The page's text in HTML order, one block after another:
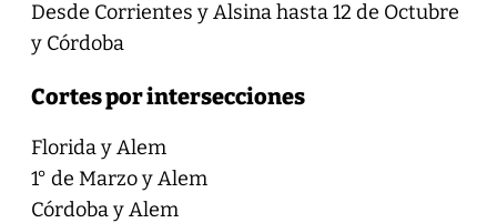
Desde Corrientes y Alsina hasta 12 de Octubre
y Córdoba
Cortes por intersecciones
Florida y Alem
1° de Marzo y Alem
Córdoba y Alem